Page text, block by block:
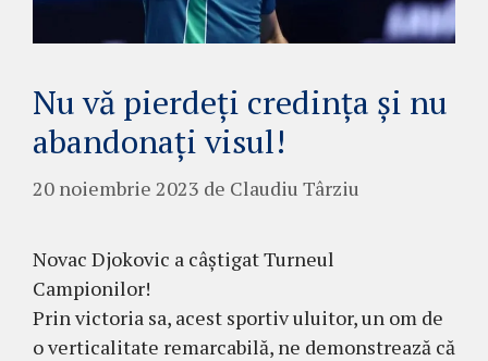
Nu vă pierdeți credința și nu
abandonați visul!
20 noiembrie 2023 de Claudiu Târziu
Novac Djokovic a câștigat Turneul
Campionilor!
Prin victoria sa, acest sportiv uluitor, un om de
o verticalitate remarcabilă, ne demonstrează că